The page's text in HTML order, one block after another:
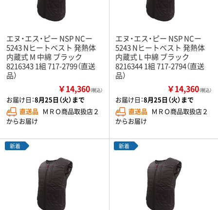
エヌ・エス・ピー NSP NCー
5243 Nヒートベスト 発熱体
内蔵式 M 中綿 ブラック
8216343 1組 717-2799（直送
品）
￥14,360（税込）
お届け日：8月25日（火）まで
直送品 ＭＲＯ商品取扱店２
からお届け
エヌ・エス・ピー NSP NCー
5243 Nヒートベスト 発熱体
内蔵式 L 中綿 ブラック
8216344 1組 717-2794（直送
品）
￥14,360（税込）
お届け日：8月25日（火）まで
直送品 ＭＲＯ商品取扱店２
からお届け
新着 新着